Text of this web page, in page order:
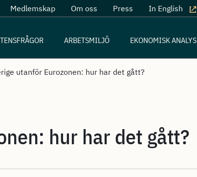
Medlemskap Om oss Press In English
ARBETSMILJÖ EKONOMISK ANALYS
utanför Eurozonen: hur har det gått?
hur har det gått?